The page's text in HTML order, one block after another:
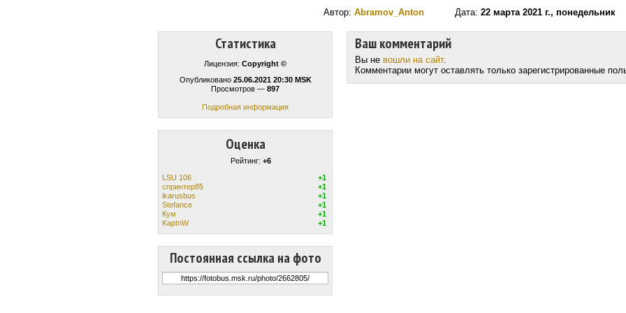
Автор: Abramov_Anton Дата: 22 марта 2021 г., понедельник
Статистика
Лицензия: Copyright ©
Опубликовано 25.06.2021 20:30 MSK
Просмотров — 897
Подробная информация
Оценка
Рейтинг: +6
LSU 106
+1
спринтер85
+1
ikarusbus
+1
Stefance
+1
Кум
+1
KaptnW
+1
Постоянная ссылка на фото
Ваш комментарий
Вы не вошли на сайт.
Комментарии могут оставлять только зарегистрированные